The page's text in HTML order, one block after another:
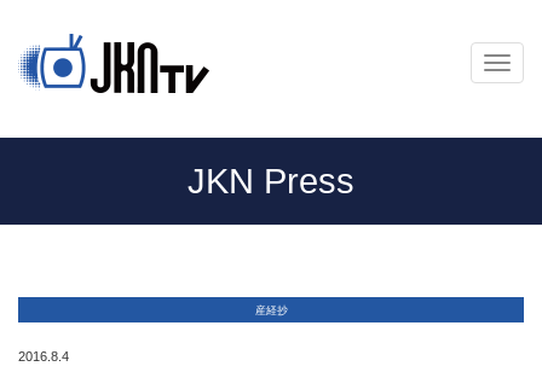
メ
ニ
ー
JKN Press
産経抄
2016.8.4